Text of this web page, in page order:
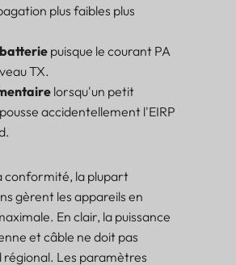
plus faibles plus
puisque le courant PA
TX.
lorsqu'un petit
accidentellement l'EIRP
conformité, la plupart
gèrent les appareils en
En clair, la puissance
et câble ne doit pas
Les paramètres